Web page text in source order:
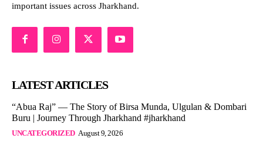
important issues across Jharkhand.
LATEST ARTICLES
“Abua Raj” — The Story of Birsa Munda, Ulgulan & Dombari
Buru | Journey Through Jharkhand #jharkhand
UNCATEGORIZED August 9, 2026